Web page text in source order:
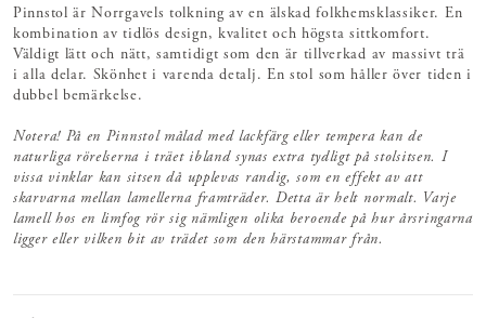
Pinnstol är Norrgavels tolkning av en älskad folkhemsklassiker. En
kombination av tidlös design, kvalitet och högsta sittkomfort.
Väldigt lätt och nätt, samtidigt som den är tillverkad av massivt trä
i alla delar. Skönhet i varenda detalj. En stol som håller över tiden i
dubbel bemärkelse.
Notera! På en Pinnstol målad med lackfärg eller tempera kan de
naturliga rörelserna i träet ibland synas extra tydligt på stolsitsen. I
vissa vinklar kan sitsen då upplevas randig, som en effekt av att
skarvarna mellan lamellerna framträder. Detta är helt normalt. Varje
lamell hos en limfog rör sig nämligen olika beroende på hur årsringarna
ligger eller vilken bit av trädet som den härstammar från.